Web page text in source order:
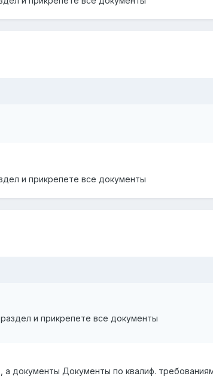
и прикрепете все документы
и прикрепете все документы
документы Документы по квалиф.